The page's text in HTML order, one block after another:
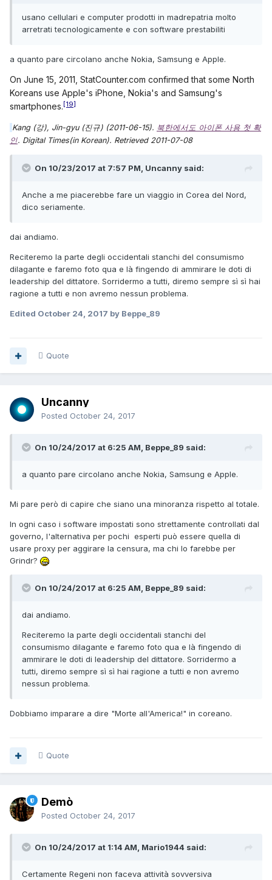
usano cellulari e computer prodotti in madrepatria molto
arretrati tecnologicamente e con software prestabiliti
a quanto pare circolano anche Nokia, Samsung e Apple.
On June 15, 2011, StatCounter.com confirmed that some North
Koreans use Apple's iPhone, Nokia's and Samsung's
smartphones.[19]
Kang (강), Jin-gyu (진규) (2011-06-15). 북한에서도 아이폰 사용 첫 확
인. Digital Times(in Korean). Retrieved 2011-07-08
On 10/23/2017 at 7:57 PM, Uncanny said:
Anche a me piacerebbe fare un viaggio in Corea del Nord,
dico seriamente.
dai andiamo.
Reciteremo la parte degli occidentali stanchi del consumismo
dilagante e faremo foto qua e là fingendo di ammirare le doti di
leadership del dittatore. Sorridermo a tutti, diremo sempre sì sì hai
ragione a tutti e non avremo nessun problema.
Edited October 24, 2017 by Beppe_89
Quote
Uncanny
Posted October 24, 2017
On 10/24/2017 at 6:25 AM, Beppe_89 said:
a quanto pare circolano anche Nokia, Samsung e Apple.
Mi pare però di capire che siano una minoranza rispetto al totale.
In ogni caso i software impostati sono strettamente controllati dal
governo, l'alternativa per pochi esperti può essere quella di
usare proxy per aggirare la censura, ma chi lo farebbe per
Grindr?
On 10/24/2017 at 6:25 AM, Beppe_89 said:
dai andiamo.
Reciteremo la parte degli occidentali stanchi del
consumismo dilagante e faremo foto qua e là fingendo di
ammirare le doti di leadership del dittatore. Sorridermo a
tutti, diremo sempre sì sì hai ragione a tutti e non avremo
nessun problema.
Dobbiamo imparare a dire "Morte all'America!" in coreano.
Quote
Demò
Posted October 24, 2017
On 10/24/2017 at 1:14 AM, Mario1944 said:
Certamente Regeni non faceva attività sovversiva